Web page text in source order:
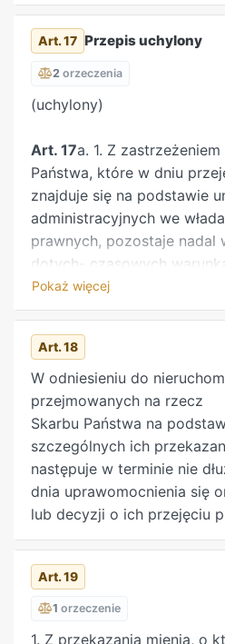
przedsiębiorstwach
r. poz. 437).
Art. 17 Przepis uchylony
2 orzeczenia
(uchylony)
Art. 17a. 1. Z
Państwa, które w dniu
znajduje się na podstawie
administracyjnych we
prawnych, pozostaje nadal
dotych- czasowych
zawarcia z Krajowym
mowa w rozdziale 6 albo 8
zmiana warunków
nastąpi w terminie roku od
do Zasobu, umowy i
ust. 1, wygasają, nie
31 grudnia 1994 r. 3.
również do zarządu
Skarbu Państwa
państwowe osoby prawne,
art. 14. 4. Nieruchomości
dniu przejęcia do Zasobu
nieposiadających
nadal w ich zarządzie. Do
Pokaż więcej
Art. 18
W odniesieniu do
przejmowanych na rzecz
Skarbu Państwa na
szczególnych ich
następuje w terminie nie
dnia uprawomocnienia się
lub decyzji o ich przejęciu
Art. 19
1 orzeczenie
1. Z przekazania mienia, o